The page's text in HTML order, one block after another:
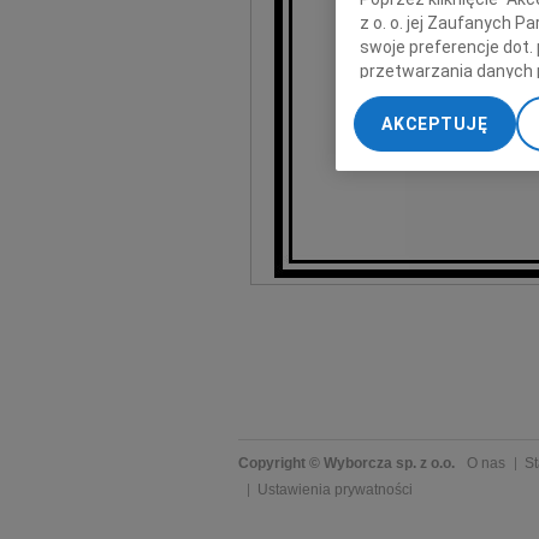
szczere
Copyright © Wyborcza sp. z o.o. O nas
Ustawienia prywatności
z o. o. jej Zaufanych
swoje preferencje dot.
przetwarzania danych
„Ustawienia
My, nasi Zaufani
dokładnych danych
Przechowywanie
treści, badnie
AKCEPTUJĘ